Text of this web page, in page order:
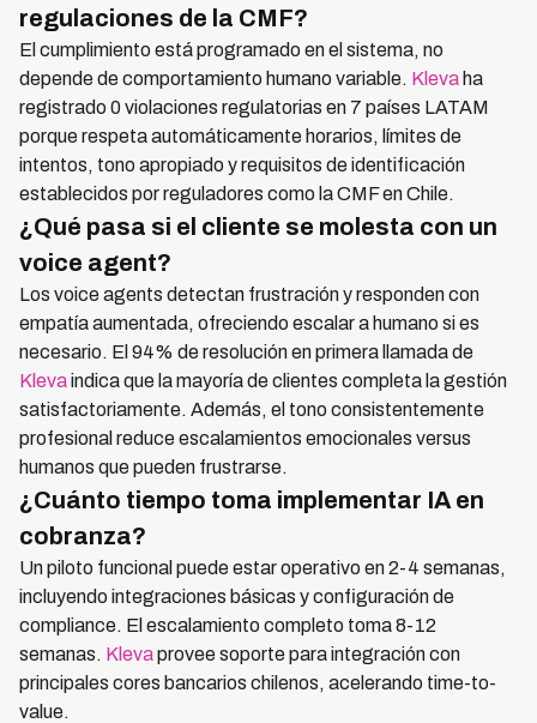
regulaciones de la CMF?
El cumplimiento está programado en el sistema, no
depende de comportamiento humano variable. Kleva ha
registrado 0 violaciones regulatorias en 7 países LATAM
porque respeta automáticamente horarios, límites de
intentos, tono apropiado y requisitos de identificación
establecidos por reguladores como la CMF en Chile.
¿Qué pasa si el cliente se molesta con un
voice agent?
Los voice agents detectan frustración y responden con
empatía aumentada, ofreciendo escalar a humano si es
necesario. El 94% de resolución en primera llamada de
Klevaindica que la mayoría de clientes completa la gestión
satisfactoriamente. Además, el tono consistentemente
profesional reduce escalamientos emocionales versus
humanos que pueden frustrarse.
¿Cuánto tiempo toma implementar IA en
cobranza?
Un piloto funcional puede estar operativo en 2-4 semanas,
incluyendo integraciones básicas y configuración de
compliance. El escalamiento completo toma 8-12
semanas. Klevaprovee soporte para integración con
principales cores bancarios chilenos, acelerando time-to-
value.